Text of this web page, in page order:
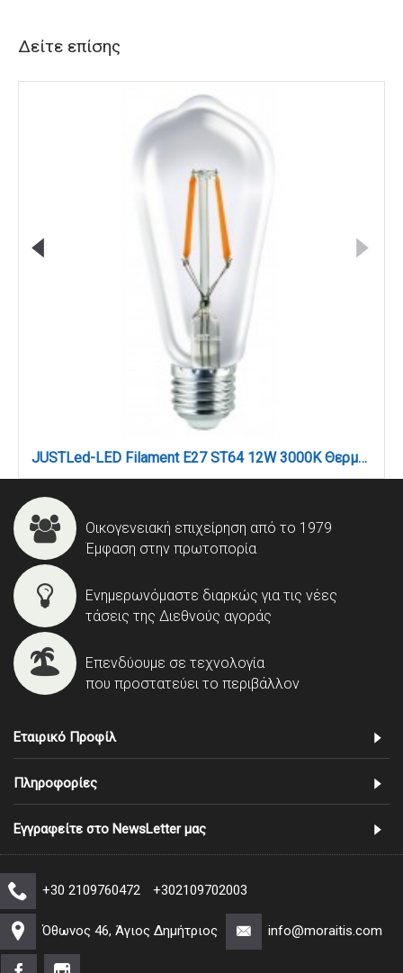
Δείτε επίσης
JUSTLed-LED Filament Ε27 ST64 12W 3000K Θερμό (B276412101)
Οικογενειακή επιχείρηση από το 1979
Έμφαση στην πρωτοπορία
Ενημερωνόμαστε διαρκώς για τις νέες
τάσεις της Διεθνούς αγοράς
Επενδύουμε σε τεχνολογία
που προστατεύει το περιβάλλον
Εταιρικό Προφίλ
Πληροφορίες
Εγγραφείτε στο NewsLetter μας
+30 2109760472 +302109702003
Όθωνος 46, Άγιος Δημήτριος info@moraitis.com